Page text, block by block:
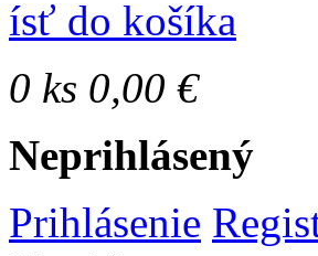
ísť do košíka
0 ks 0,00 €
Neprihlásený
Prihlásenie